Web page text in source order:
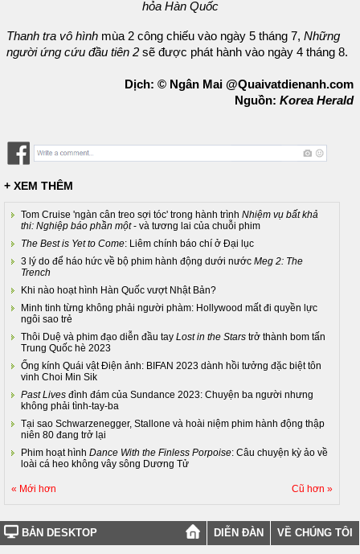
hỏa Hàn Quốc
Thanh tra vô hình mùa 2 công chiếu vào ngày 5 tháng 7, Những
người ứng cứu đầu tiên 2 sẽ được phát hành vào ngày 4 tháng 8.
Dịch: © Ngân Mai @Quaivatdienanh.com
Nguồn: Korea Herald
+ XEM THÊM
Tom Cruise 'ngàn cân treo sợi tóc' trong hành trình Nhiệm vụ bất khả
thi: Nghiệp báo phần một- và tương lai của chuỗi phim
The Best is Yet to Come: Liêm chính báo chí ở Đại lục
3 lý do để háo hức về bộ phim hành động dưới nước Meg 2: The
Trench
Khi nào hoạt hình Hàn Quốc vượt Nhật Bản?
Minh tinh từng không phải người phàm: Hollywood mất đi quyền lực
ngôi sao trẻ
Thôi Duệ và phim đạo diễn đầu tay Lost in the Stars trở thành bom tấn
Trung Quốc hè 2023
Ống kính Quái vật Điện ảnh: BIFAN 2023 dành hồi tưởng đặc biệt tôn
vinh Choi Min Sik
Past Lives đình đám của Sundance 2023: Chuyện ba người nhưng
không phải tình-tay-ba
Tại sao Schwarzenegger, Stallone và hoài niệm phim hành động thập
niên 80 đang trở lại
Phim hoạt hình Dance With the Finless Porpoise: Câu chuyện kỳ ảo về
loài cá heo không vây sông Dương Tử
« Mới hơn Cũ hơn »
BẢN DESKTOP DIỄN ĐÀN VỀ CHÚNG TÔI